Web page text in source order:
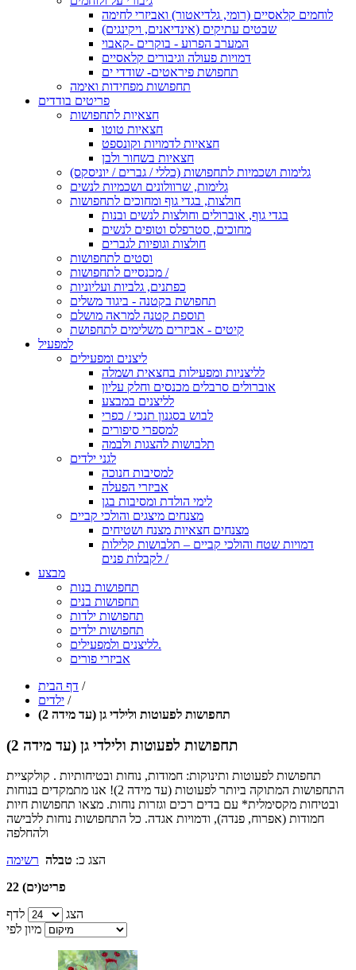
לוחמים קלאסיים (רומי, גלדיאטור) ואביזרי לחימה
שבטים עתיקים (אינדיאנים, ויקינגים)
המערב הפרוע - בוקרים -קאבוי
דמויות פעולה וגיבורים קלאסיים
תחפושת פיראטים- שודדי ים
תחפושות מפחידות ואימה
פריטים בודדים
חצאיות לתחפושות
חצאיות טוטו
חצאיות לדמויות וקונספט
חצאיות בשחור ולבן
גלימות ושכמיות לתחפושות (כללי / גברים / יוניסקס)
גלימות, שרוולונים ושכמיות לנשים
חולצות, בגדי גוף ומחוכים לתחפושות
בגדי גוף, אוברולים וחולצות לנשים ובנות
מחוכים, סטרפלס וטופים לנשים
חולצות וגופיות לגברים
וסטים לתחפושות
מכנסיים לתחפושות /
כפתנים, גלביות ועליוניות
תחפושת בקטנה - ביגוד משלים
תוספת קטנה למראה מושלם
קיטים - אביזרים משלימים לתחפושת
למפעיל
ליצנים ומפעילים
לליצניות ומפעילות בחצאית ושמלה
אוברולים סרבלים מכנסים וחלק עליון
לליצנים במבצע
לבוש בסגנון תנכי / כפרי
למספרי סיפורים
תלבושות להצגות ולבמה
לגני ילדים
למסיבות חנוכה
אביזרי הפעלה
לימי הולדת ומסיבות בגן
מצנחים מיצגים והולכי קביים
מצנחים חצאיות מצנח ושטיחים
דמויות שטח והולכי קביים – תלבושות קלילות
לקבלות פנים /
מבצע
תחפושות בנות
תחפושות בנים
תחפושות ילדות
תחפושות ילדים
לליצנים ולמפעילים.
אביזרי פורים
דף הבית /
ילדים /
תחפושות לפעוטות ולילדי גן (עד מידה 2)
תחפושות לפעוטות ולילדי גן (עד מידה 2)
תחפושות לפעוטות ותינוקות: חמודות, נוחות ובטיחותיות . קולקציית
התחפושות המתוקה ביותר לפעוטות (עד מידה 2)! אנו מתמקדים בנוחות
ובטיחות מקסימלית* עם בדים רכים וגזרות נוחות. מצאו תחפושות חיות
חמודות (אפרוח, פנדה), ודמויות אגדה. כל התחפושות נוחות ללבישה
ולהחלפה
הצג כ: טבלה רשימה
22 פריט(ים)
הצג
לדף
מיון לפי